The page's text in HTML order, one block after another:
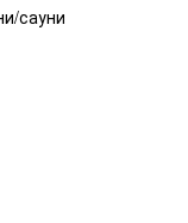
сауни